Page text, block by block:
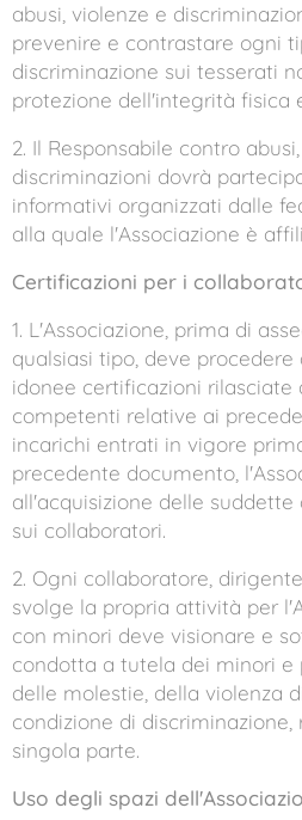
abusi, violenze e
prevenire e contrastare ogni
discriminazione sui tesserati
protezione dell'integrità fisica
2. Il Responsabile contro
discriminazioni dovrà
informativi organizzati dalle
alla quale l'Associazione è
Certificazioni per i
1. L'Associazione, prima di
qualsiasi tipo, deve procedere
idonee certificazioni
competenti relative ai
incarichi entrati in vigore
precedente documento,
all'acquisizione delle
sui collaboratori.
2. Ogni collaboratore,
svolge la propria attività per
con minori deve visionare e
condotta a tutela dei minori e
delle molestie, della violenza
condizione di
singola parte.
Uso degli spazi